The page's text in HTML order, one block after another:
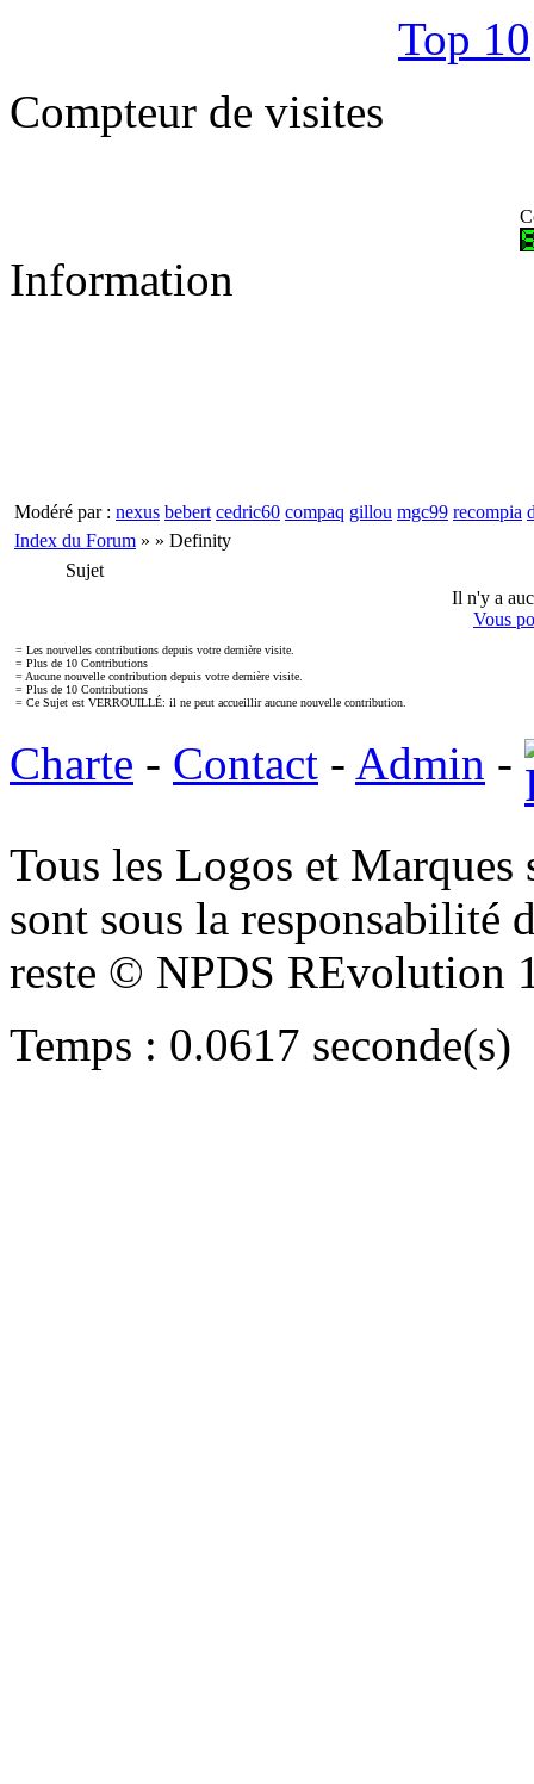
Top 10
Compteur de visites
Information
Modéré par : nexus bebert cedric60 compaq gillou mgc99 recompia
Index du Forum » » Definity
Sujet
Il n'y a
Vous
= Les nouvelles contributions depuis votre dernière visite.
= Plus de 10 Contributions
= Aucune nouvelle contribution depuis votre dernière visite.
= Plus de 10 Contributions
= Ce Sujet est VERROUILLÉ: il ne peut accueillir aucune nouvelle contribution.
Charte - Contact - Admin -
Tous les Logos et Marques
sont sous la responsabilité
reste © NPDS REvolution
Temps : 0.0617 seconde(s)